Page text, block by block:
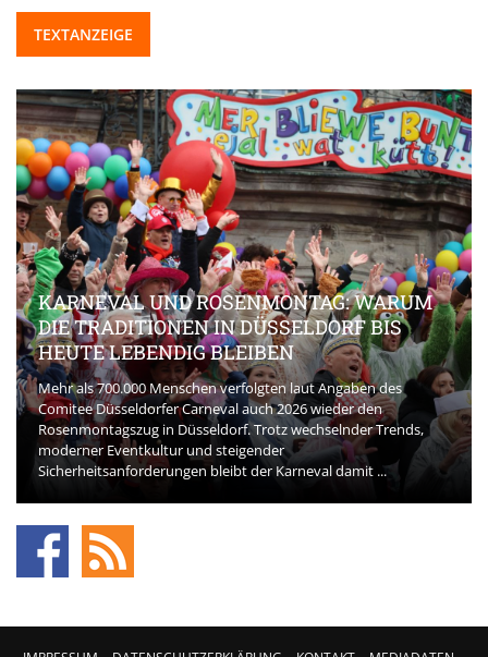
TEXTANZEIGE
KARNEVAL UND ROSENMONTAG: WARUM
DIE TRADITIONEN IN DÜSSELDORF BIS
HEUTE LEBENDIG BLEIBEN
Mehr als 700.000 Menschen verfolgten laut Angaben des
Comitee Düsseldorfer Carneval auch 2026 wieder den
Rosenmontagszug in Düsseldorf. Trotz wechselnder Trends,
moderner Eventkultur und steigender
Sicherheitsanforderungen bleibt der Karneval damit ...